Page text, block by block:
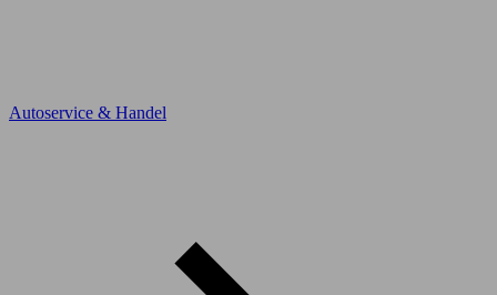
Autoservice & Handel